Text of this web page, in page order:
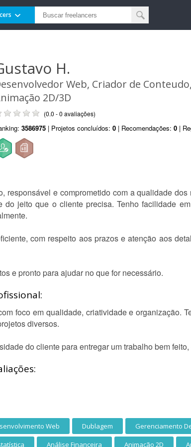
H.
Web, Criador de
2D/3D
(0.0 - 0 avaliações)
3586975 | Projetos concluídos: 0 | Recomendações: 0 |
responsável e comprometido com a qualidade
do jeito que o cliente precisa. Tenho facilidade
com respeito aos prazos e atenção aos
e pronto para ajudar no que for necessário.
foco em qualidade, criatividade e organização.
diversos.
do cliente para entregar um trabalho bem
Web Dublagem Gerenciamento
Análise Financeira Animação 2D